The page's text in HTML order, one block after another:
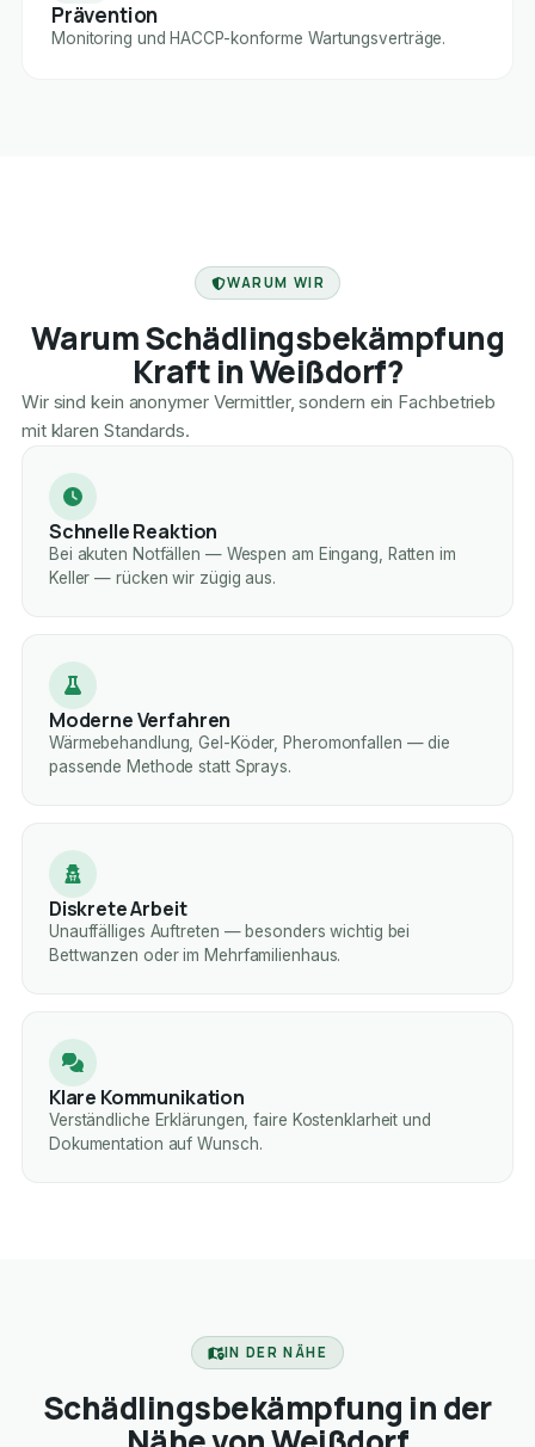
Prävention
Monitoring und HACCP-konforme Wartungsverträge.
WARUM WIR
Warum Schädlingsbekämpfung
Kraft in Weißdorf?
Wir sind kein anonymer Vermittler, sondern ein Fachbetrieb
mit klaren Standards.
Schnelle Reaktion
Bei akuten Notfällen — Wespen am Eingang, Ratten im
Keller — rücken wir zügig aus.
Moderne Verfahren
Wärmebehandlung, Gel-Köder, Pheromonfallen — die
passende Methode statt Sprays.
Diskrete Arbeit
Unauffälliges Auftreten — besonders wichtig bei
Bettwanzen oder im Mehrfamilienhaus.
Klare Kommunikation
Verständliche Erklärungen, faire Kostenklarheit und
Dokumentation auf Wunsch.
IN DER NÄHE
Schädlingsbekämpfung in der